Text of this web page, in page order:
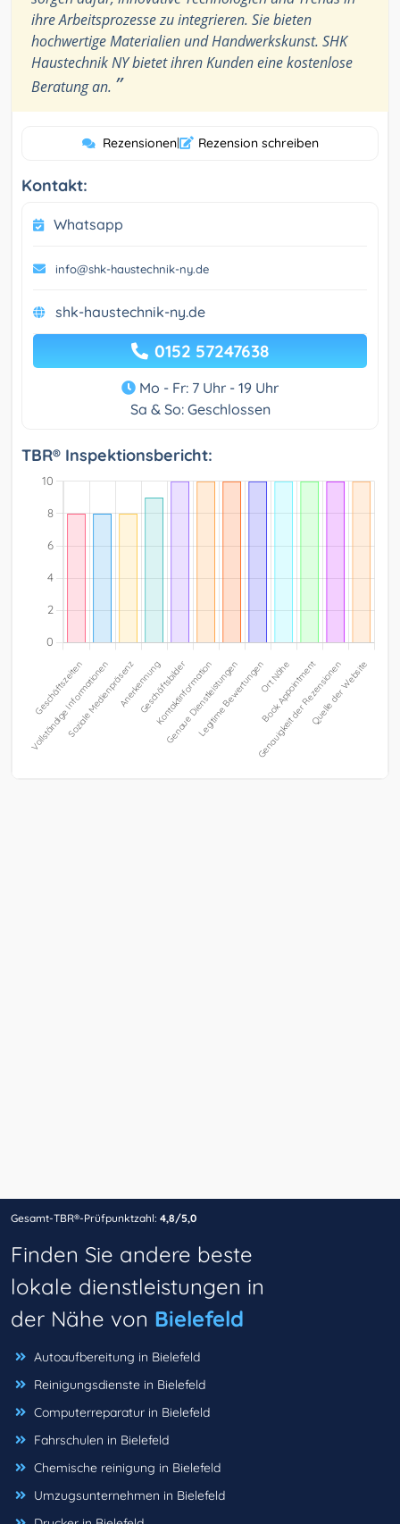
ihre Arbeitsprozesse zu integrieren. Sie bieten
hochwertige Materialien und Handwerkskunst. SHK
Haustechnik NY bietet ihren Kunden eine kostenlose
Beratung an. ”
Rezensionen| Rezension schreiben
Kontakt:
Whatsapp
info@shk-haustechnik-ny.de
shk-haustechnik-ny.de
0152 57247638
Mo - Fr: 7 Uhr - 19 Uhr
Sa & So: Geschlossen
TBR® Inspektionsbericht:
Gesamt-TBR®-Prüfpunktzahl: 4,8/5,0
Finden Sie andere beste
lokale dienstleistungen in
der Nähe von Bielefeld
Autoaufbereitung in Bielefeld
Reinigungsdienste in Bielefeld
Computerreparatur in Bielefeld
Fahrschulen in Bielefeld
Chemische reinigung in Bielefeld
Umzugsunternehmen in Bielefeld